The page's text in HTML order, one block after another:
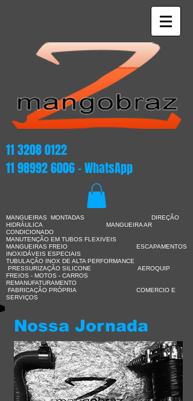
11 3208 0122
11 98992 6006- WhatsApp
MANGUEIRAS MONTADAS DIREÇÃO
HIDRÁULICA MANGUEIRA AR
CONDICIONADO
MANUTENÇÃO EM TUBOS FLEXIVEIS
MANGUEIRAS FREIO ESCAPAMENTOS
INOXIDÁVEIS ESPECIAIS
TUBULAÇÃO INOX DE ALTA PERFORMANCE
PRESSURIZAÇÃO SILICONE AEROQUIP
FREIOS - MOTOS - CARROS
REMANUFATURAMENTO
FABRICAÇÃO PRÓPRIA COMERCIO E
SERVIÇOS
Nossa Jornada